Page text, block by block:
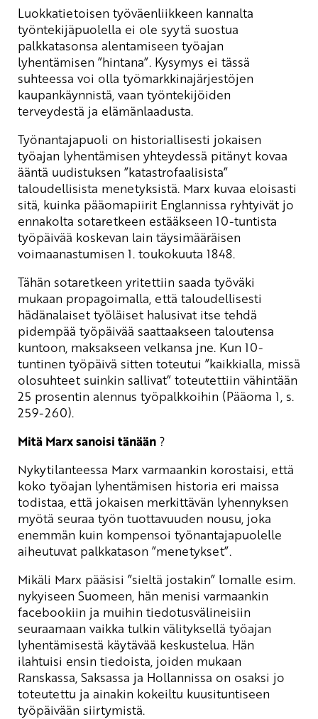
Luokkatietoisen työväenliikkeen kannalta
työntekijäpuolella ei ole syytä suostua
palkkatasonsa alentamiseen työajan
lyhentämisen ”hintana”. Kysymys ei tässä
suhteessa voi olla työmarkkinajärjestöjen
kaupankäynnistä, vaan työntekijöiden
terveydestä ja elämänlaadusta.
Työnantajapuoli on historiallisesti jokaisen
työajan lyhentämisen yhteydessä pitänyt kovaa
ääntä uudistuksen ”katastrofaalisista”
taloudellisista menetyksistä. Marx kuvaa eloisasti
sitä, kuinka pääomapiirit Englannissa ryhtyivät jo
ennakolta sotaretkeen estääkseen 10-tuntista
työpäivää koskevan lain täysimääräisen
voimaanastumisen 1. toukokuuta 1848.
Tähän sotaretkeen yritettiin saada työväki
mukaan propagoimalla, että taloudellisesti
hädänalaiset työläiset halusivat itse tehdä
pidempää työpäivää saattaakseen taloutensa
kuntoon, maksakseen velkansa jne. Kun 10-
tuntinen työpäivä sitten toteutui ”kaikkialla, missä
olosuhteet suinkin sallivat” toteutettiin vähintään
25 prosentin alennus työpalkkoihin (Pääoma 1, s.
259-260).
Mitä Marx sanoisi tänään ?
Nykytilanteessa Marx varmaankin korostaisi, että
koko työajan lyhentämisen historia eri maissa
todistaa, että jokaisen merkittävän lyhennyksen
myötä seuraa työn tuottavuuden nousu, joka
enemmän kuin kompensoi työnantajapuolelle
aiheutuvat palkkatason ”menetykset”.
Mikäli Marx pääsisi ”sieltä jostakin” lomalle esim.
nykyiseen Suomeen, hän menisi varmaankin
facebookiin ja muihin tiedotusvälineisiin
seuraamaan vaikka tulkin välityksellä työajan
lyhentämisestä käytävää keskustelua. Hän
ilahtuisi ensin tiedoista, joiden mukaan
Ranskassa, Saksassa ja Hollannissa on osaksi jo
toteutettu ja ainakin kokeiltu kuusituntiseen
työpäivään siirtymistä.